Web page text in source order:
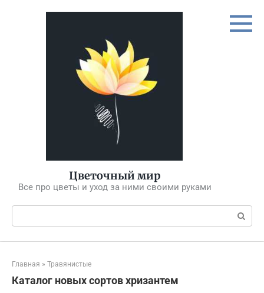
Цветочный мир
Все про цветы и уход за ними своими руками
Поиск:
Главная » Травянистые
Каталог новых сортов хризантем